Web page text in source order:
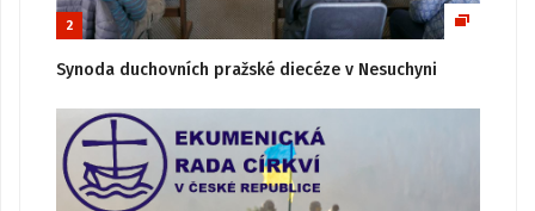
2
Synoda duchovních pražské diecéze v Nesuchyni